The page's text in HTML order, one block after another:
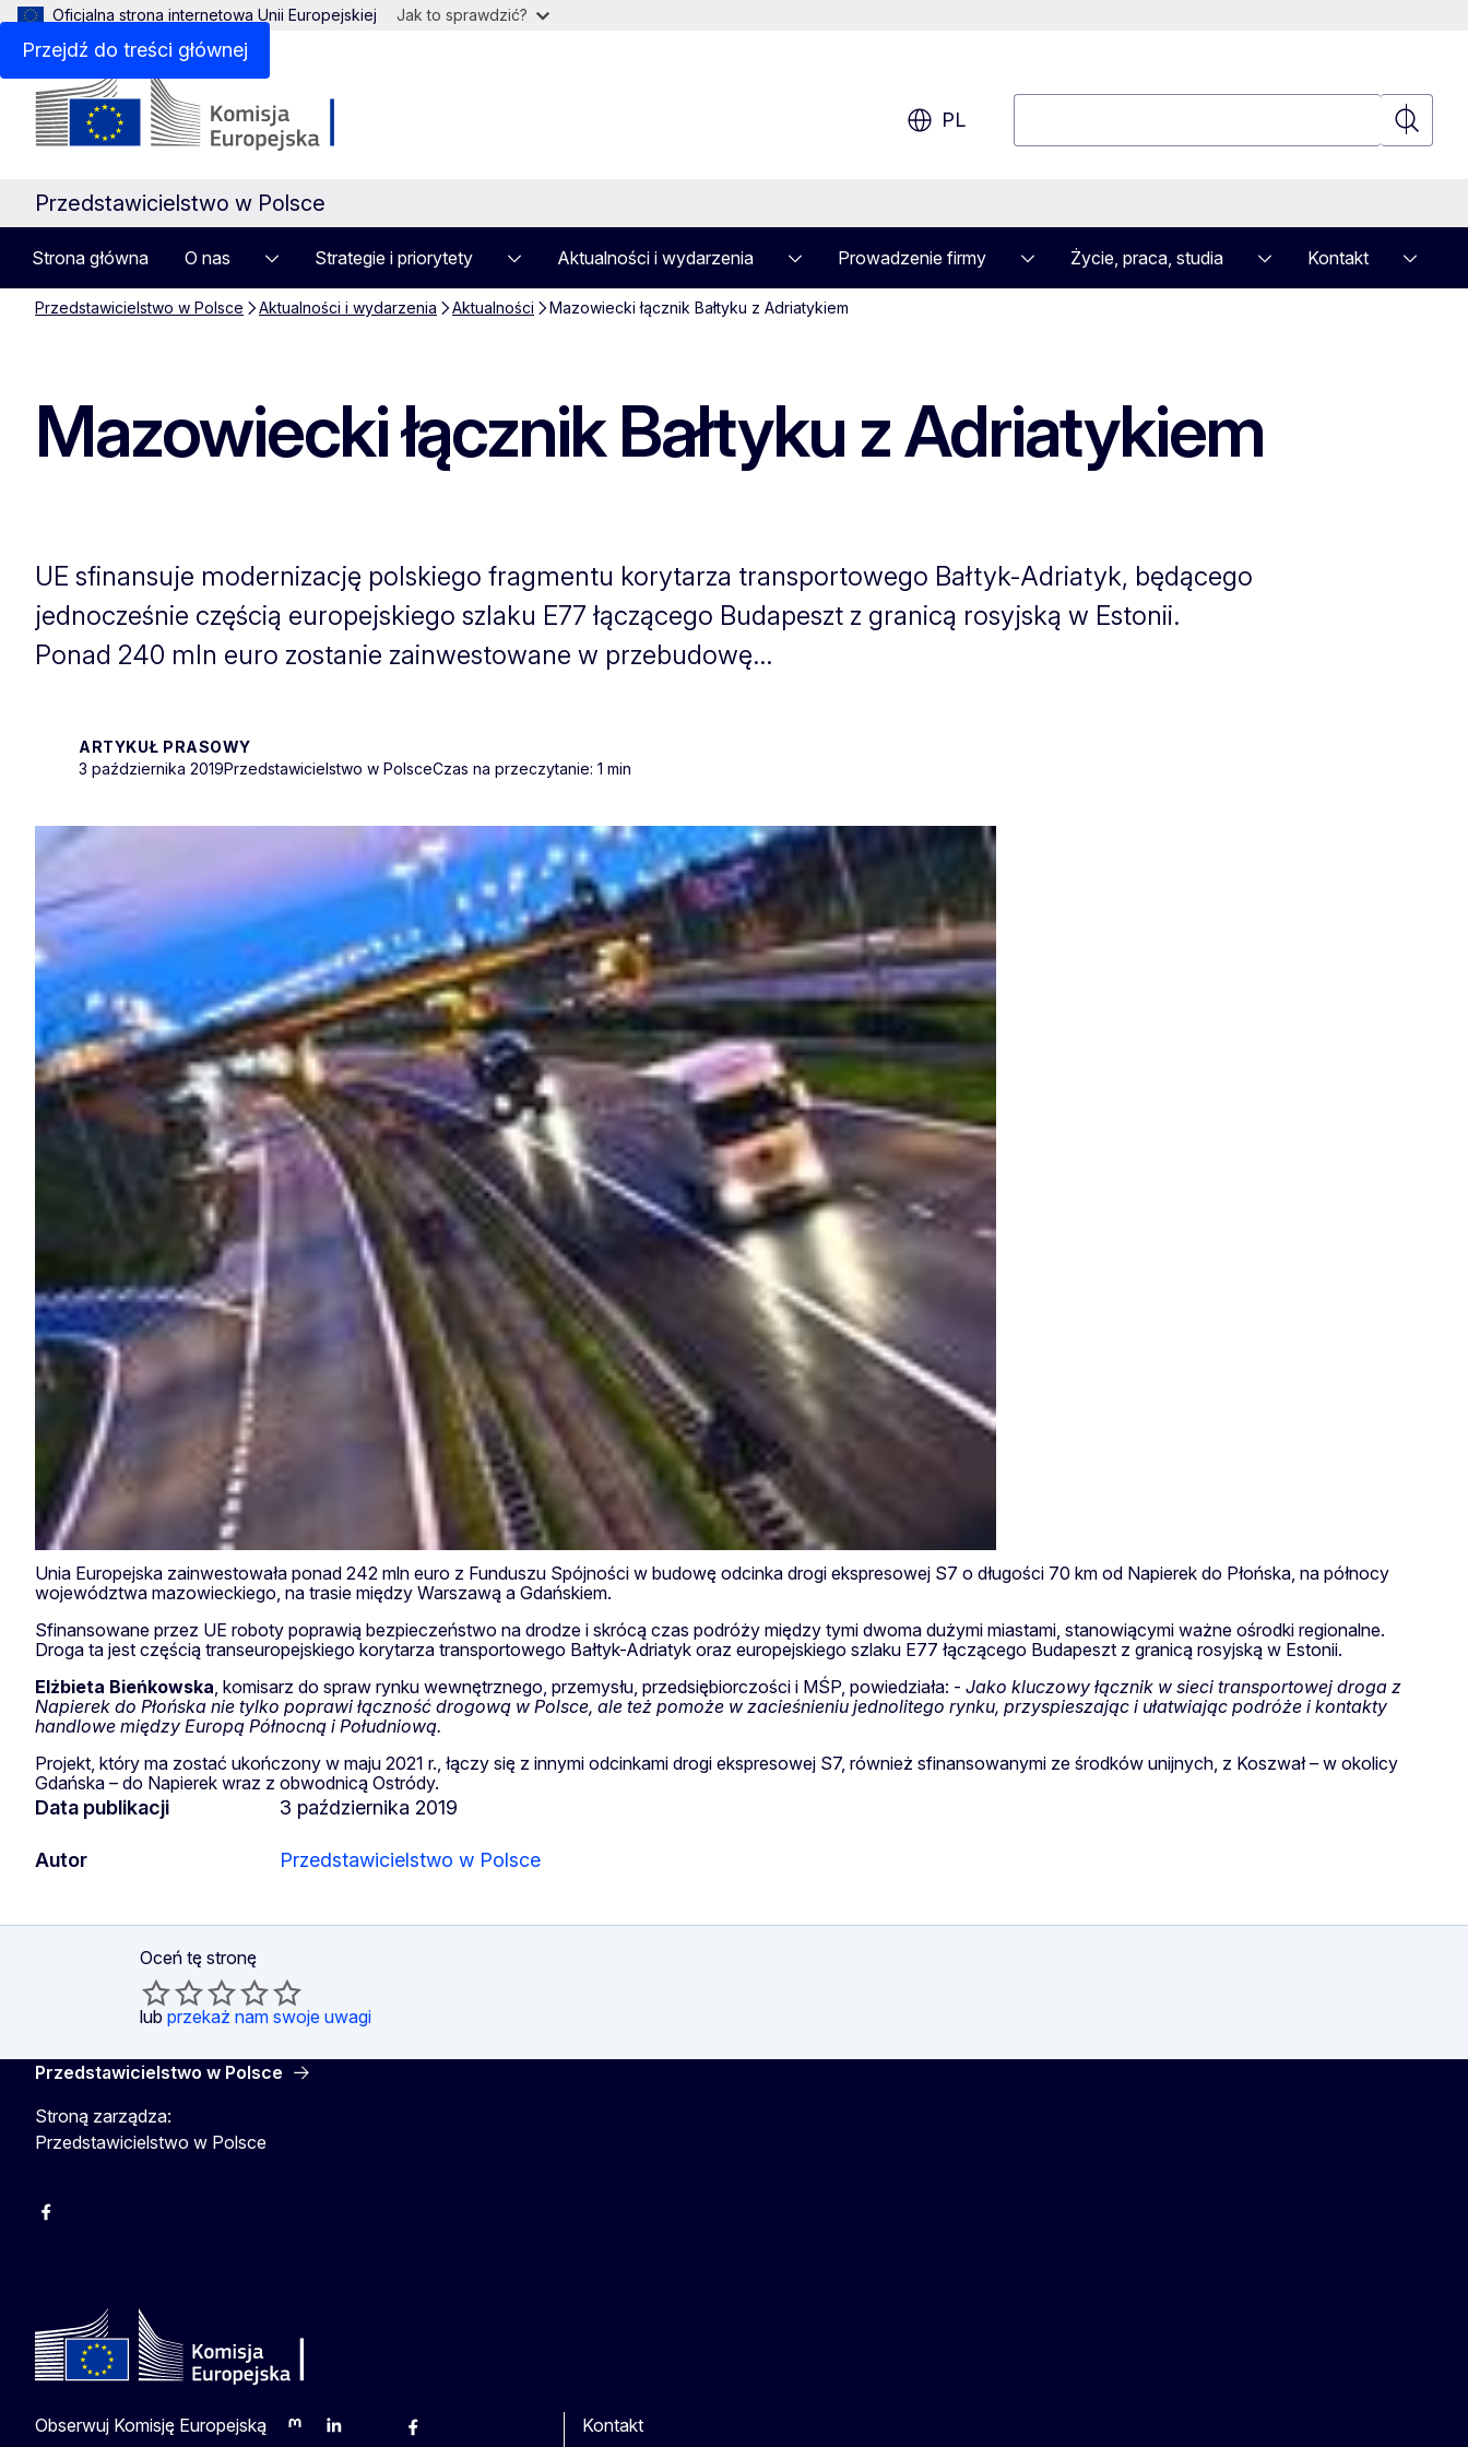
Przejdź do treści głównej
Oficjalna strona internetowa Unii Europejskiej Jak to sprawdzić?
PL
Przedstawicielstwo w Polsce
Strona główna O nas Strategie i priorytety Aktualności i wydarzenia Prowadzenie firmy Życie, praca, studia Kontakt
Przedstawicielstwo w Polsce Aktualności i wydarzenia Aktualności Mazowiecki łącznik Bałtyku z Adriatykiem
Mazowiecki łącznik Bałtyku z Adriatykiem
UE sfinansuje modernizację polskiego fragmentu korytarza transportowego Bałtyk-Adriatyk, będącego
jednocześnie częścią europejskiego szlaku E77 łączącego Budapeszt z granicą rosyjską w Estonii.
Ponad 240 mln euro zostanie zainwestowane w przebudowę...
ARTYKUŁ PRASOWY
3 października 2019Przedstawicielstwo w PolsceCzas na przeczytanie: 1 min
Unia Europejska zainwestowała ponad 242 mln euro z Funduszu Spójności w budowę odcinka drogi ekspresowej S7 o długości 70 km od Napierek do Płońska, na północy
województwa mazowieckiego, na trasie między Warszawą a Gdańskiem.
Sfinansowane przez UE roboty poprawią bezpieczeństwo na drodze i skrócą czas podróży między tymi dwoma dużymi miastami, stanowiącymi ważne ośrodki regionalne.
Droga ta jest częścią transeuropejskiego korytarza transportowego Bałtyk-Adriatyk oraz europejskiego szlaku E77 łączącego Budapeszt z granicą rosyjską w Estonii.
Elżbieta Bieńkowska , komisarz do spraw rynku wewnętrznego, przemysłu, przedsiębiorczości i MŚP, powiedziała: - Jako kluczowy łącznik w sieci transportowej droga z
Napierek do Płońska nie tylko poprawi łączność drogową w Polsce, ale też pomoże w zacieśnieniu jednolitego rynku, przyspieszając i ułatwiając podróże i kontakty
handlowe między Europą Północną i Południową.
Projekt, który ma zostać ukończony w maju 2021 r., łączy się z innymi odcinkami drogi ekspresowej S7, również sfinansowanymi ze środków unijnych, z Koszwał – w okolicy
Gdańska – do Napierek wraz z obwodnicą Ostródy.
Data publikacji 3 października 2019
Autor Przedstawicielstwo w Polsce
Oceń tę stronę
lub przekaż nam swoje uwagi
Przedstawicielstwo w Polsce
Stroną zarządza:
Przedstawicielstwo w Polsce
Facebook
Obserwuj Komisję Europejską
MastodonLinkedInBlueskyFacebook
Kontakt